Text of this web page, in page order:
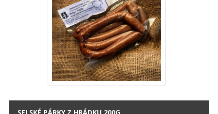
SELSKÉ PÁRKY Z HRÁDKU 200G